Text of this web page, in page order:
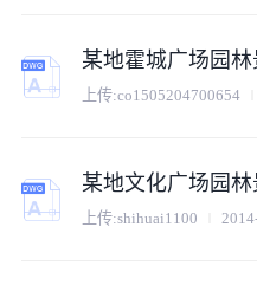
某地霍城广场园林
上传:co1505204700654
某地文化广场园
上传:shihuai1100